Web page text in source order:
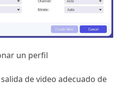
un perfil
de video adecuado de